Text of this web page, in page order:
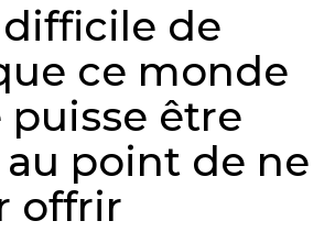
difficile de
ce monde
puisse être
point de ne
offrir